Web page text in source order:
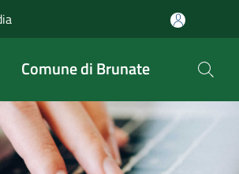
Comune di Brunate